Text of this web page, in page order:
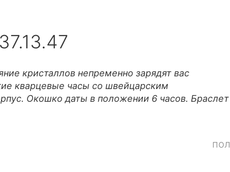
кристаллов непременно зарядят вас
кварцевые часы со швейцарским
Окошко даты в положении 6 часов. Браслет
пол